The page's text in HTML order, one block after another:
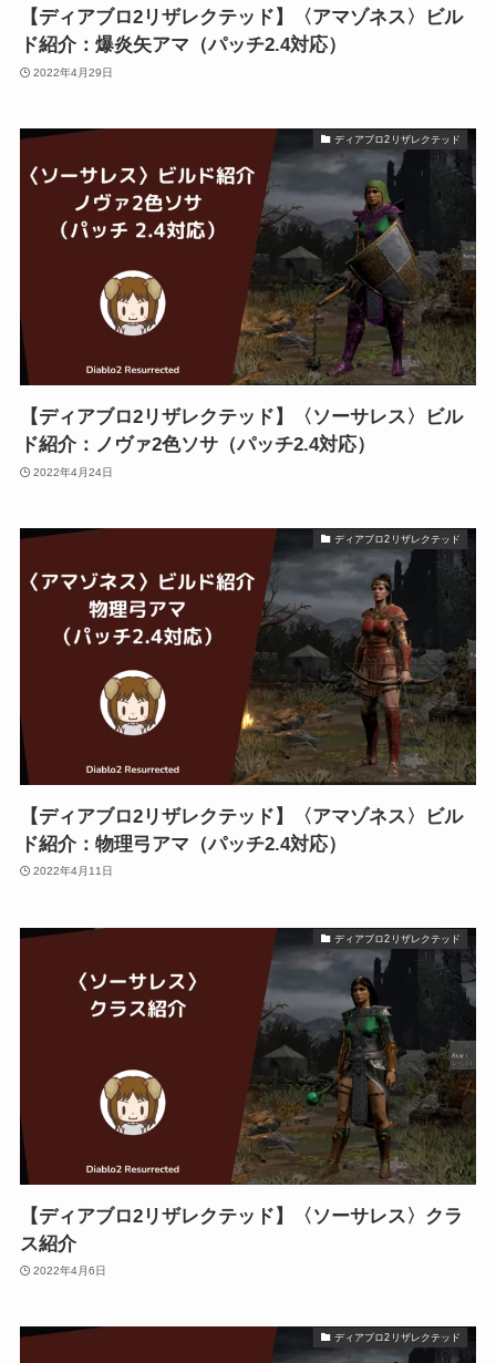
【ディアブロ2リザレクテッド】〈アマゾネス〉ビル
ド紹介：爆炎矢アマ（パッチ2.4対応）
2022年4月29日
ディアブロ2リザレクテッド
【ディアブロ2リザレクテッド】〈ソーサレス〉ビル
ド紹介：ノヴァ2色ソサ（パッチ2.4対応）
2022年4月24日
ディアブロ2リザレクテッド
【ディアブロ2リザレクテッド】〈アマゾネス〉ビル
ド紹介：物理弓アマ（パッチ2.4対応）
2022年4月11日
ディアブロ2リザレクテッド
【ディアブロ2リザレクテッド】〈ソーサレス〉クラ
ス紹介
2022年4月6日
ディアブロ2リザレクテッド